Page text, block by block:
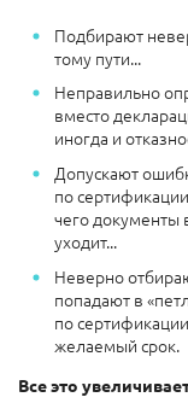
Подбирают
тому пути...
Неправильно
вместо
иногда и
Допускают
по
чего документы
уходит...
Неверно
попадают в
по
желаемый срок.
Все это